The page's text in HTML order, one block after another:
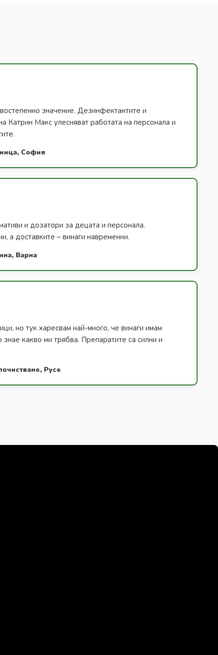
значение. Дезинфектантите и
Катрин Макс улесняват работата на персонала и
София
и дозатори за децата и персонала.
а доставките – винаги навременни.
Варна
но тук харесвам най-много, че винаги имам
знае какво ми трябва. Препаратите са силни и
Русе